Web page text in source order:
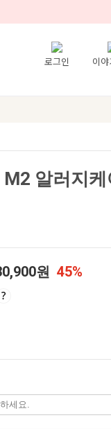
로그인 이
알러지
원 45%